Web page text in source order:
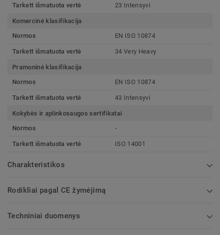
Tarkett išmatuota vertė 23 Intensyvi
Komercinė klasifikacija
Normos
EN ISO 10874
Tarkett išmatuota vertė 34 Very Heavy
Pramoninė klasifikacija
Normos
EN ISO 10874
Tarkett išmatuota vertė 43 Intensyvi
Kokybės ir aplinkosaugos sertifikatai
Normos
-
Tarkett išmatuota vertė ISO 14001
Charakteristikos
Rodikliai pagal CE žymėjimą
Techniniai duomenys